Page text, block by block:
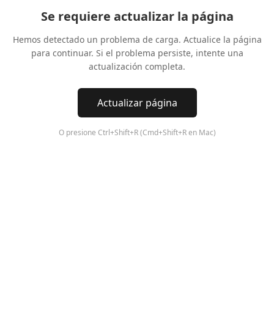
Se requiere actualizar la página
Hemos detectado un problema de carga. Actualice la página
para continuar. Si el problema persiste, intente una
actualización completa.
Actualizar página
O presione Ctrl+Shift+R (Cmd+Shift+R en Mac)